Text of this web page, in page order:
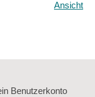
Ansicht
Benutzerkonto